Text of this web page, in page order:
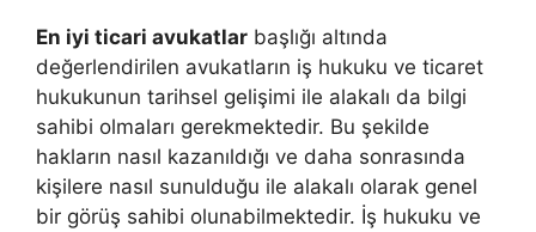
En iyi ticari avukatlar başlığı altında
değerlendirilen avukatların iş hukuku ve ticaret
hukukunun tarihsel gelişimi ile alakalı da bilgi
sahibi olmaları gerekmektedir. Bu şekilde
hakların nasıl kazanıldığı ve daha sonrasında
kişilere nasıl sunulduğu ile alakalı olarak genel
bir görüş sahibi olunabilmektedir. İş hukuku ve